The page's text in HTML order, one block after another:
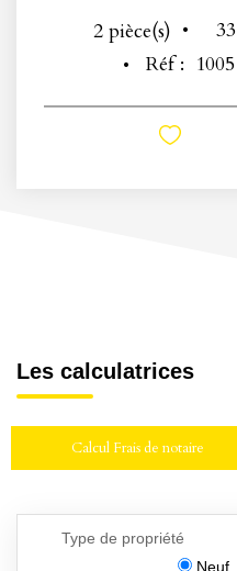
2 pièce(s) 33
Réf : 1005
Les calculatrices
Calcul Frais de notaire